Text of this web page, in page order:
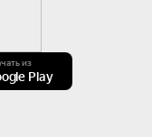
из
Play